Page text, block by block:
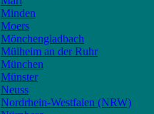
Minden
Moers
Mönchengladbach
Mülheim an der Ruhr
München
Münster
Neuss
Nordrhein-Westfalen (NRW)